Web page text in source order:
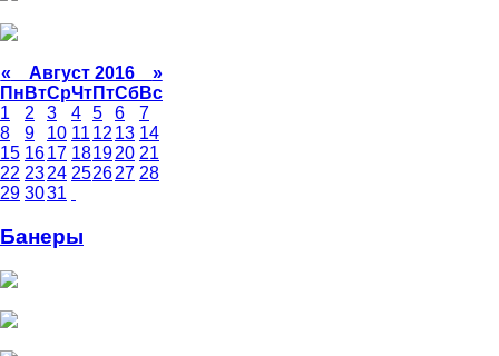
« Август 2016 »
Пн ВтСрЧтПтСбВс
1
2 3 4 5 6
7
8
9 10 11 12 13 14
15 1617 181920 21
22 2324 252627 28
29 3031
Банеры